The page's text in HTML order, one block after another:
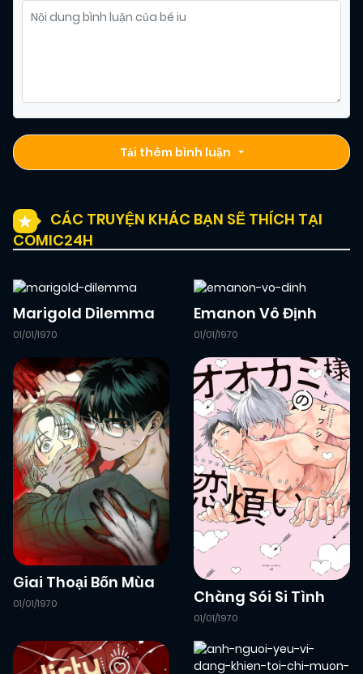
Tải thêm bình luận
CÁC TRUYỆN KHÁC BẠN SẼ THÍCH TẠI
COMIC24H
Marigold Dilemma
01/01/1970
Emanon Vô Định
01/01/1970
Giai Thoại Bốn Mùa
01/01/1970 Chàng Sói Si Tình
01/01/1970